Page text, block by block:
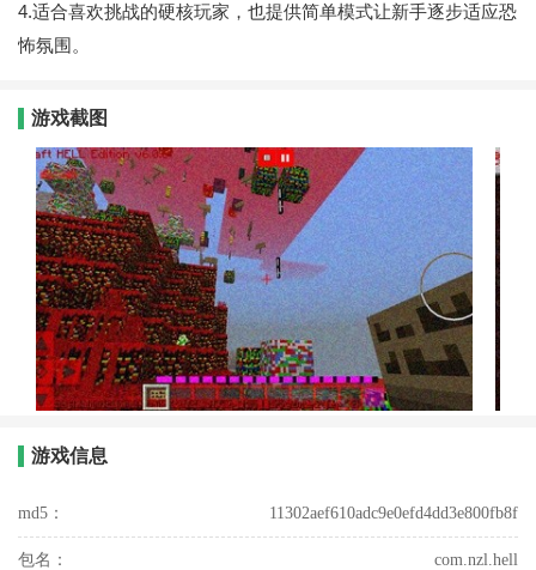
4.适合喜欢挑战的硬核玩家，也提供简单模式让新手逐步适应恐
怖氛围。
游戏截图
游戏信息
md5： 11302aef610adc9e0efd4dd3e800fb8f
包名： com.nzl.hell